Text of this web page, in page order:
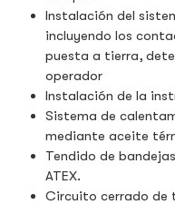
Instalación del
incluyendo los
puesta a tierra,
operador
Instalación de la
Sistema de
mediante aceite
Tendido de
ATEX.
Circuito cerrado de